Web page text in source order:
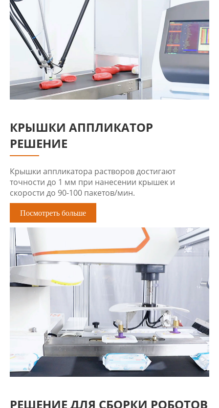
КРЫШКИ АППЛИКАТОР
РЕШЕНИЕ
Крышки аппликатора растворов достигают
точности до 1 мм при нанесении крышек и
скорости до 90-100 пакетов/мин.
Посмотреть больше
РЕШЕНИЕ ДЛЯ СБОРКИ РОБОТОВ